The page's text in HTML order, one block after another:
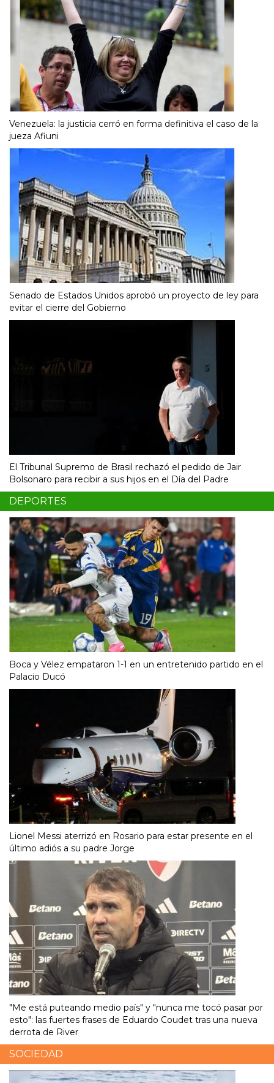
Venezuela: la justicia cerró en forma definitiva el caso de la
jueza Afiuni
Senado de Estados Unidos aprobó un proyecto de ley para
evitar el cierre del Gobierno
El Tribunal Supremo de Brasil rechazó el pedido de Jair
Bolsonaro para recibir a sus hijos en el Día del Padre
DEPORTES
Boca y Vélez empataron 1-1 en un entretenido partido en el
Palacio Ducó
Lionel Messi aterrizó en Rosario para estar presente en el
último adiós a su padre Jorge
"Me está puteando medio país" y "nunca me tocó pasar por
esto": las fuertes frases de Eduardo Coudet tras una nueva
derrota de River
SOCIEDAD